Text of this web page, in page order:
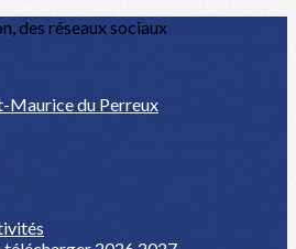
des réseaux sociaux